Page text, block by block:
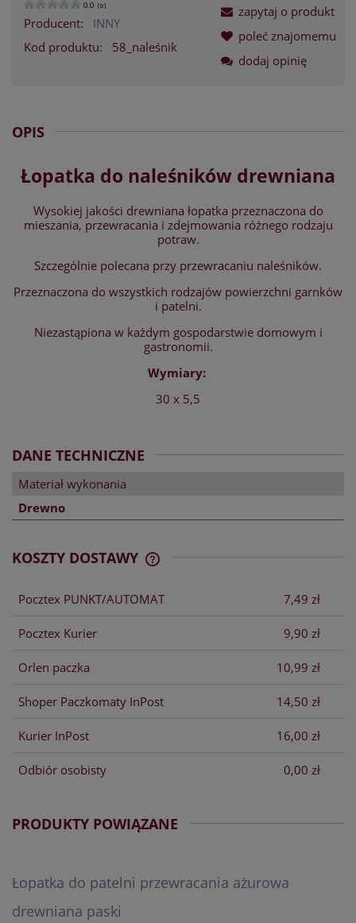
0.0 (0)
Producent:
INNY
Kod produktu:
58_naleśnik
zapytaj o produkt
poleć znajomemu
dodaj opinię
OPIS
Łopatka do naleśników drewniana
Wysokiej jakości drewniana łopatka przeznaczona do
mieszania, przewracania i zdejmowania różnego rodzaju
potraw.
Szczególnie polecana przy przewracaniu naleśników.
Przeznaczona do wszystkich rodzajów powierzchni garnków
i patelni.
Niezastąpiona w każdym gospodarstwie domowym i
gastronomii.
Wymiary:
30 x 5,5
DANE TECHNICZNE
Materiał wykonania
Drewno
KOSZTY DOSTAWY
Pocztex PUNKT/AUTOMAT 7,49 zł
Pocztex Kurier 9,90 zł
Orlen paczka 10,99 zł
Shoper Paczkomaty InPost 14,50 zł
Kurier InPost 16,00 zł
Odbiór osobisty 0,00 zł
PRODUKTY POWIĄZANE
Łopatka do patelni przewracania ażurowa
drewniana paski